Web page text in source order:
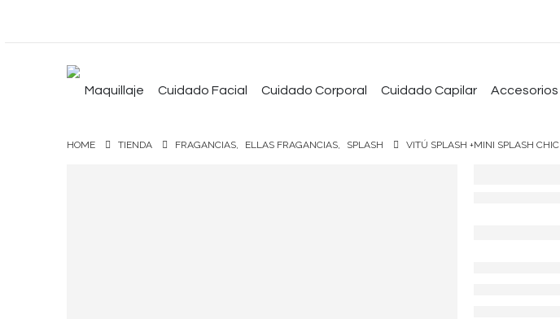
Maquillaje Cuidado Facial Cuidado Corporal Cuidado Capilar Accesorios
HOME TIENDA FRAGANCIAS, ELLAS FRAGANCIAS, SPLASH VITÚ SPLASH +MINI SPLASH CHIC